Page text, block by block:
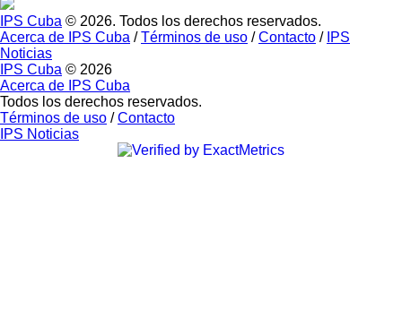
IPS Cuba © 2026. Todos los derechos reservados.
Acerca de IPS Cuba / Términos de uso / Contacto / IPS
Noticias
IPS Cuba © 2026
Acerca de IPS Cuba
Todos los derechos reservados.
Términos de uso / Contacto
IPS Noticias